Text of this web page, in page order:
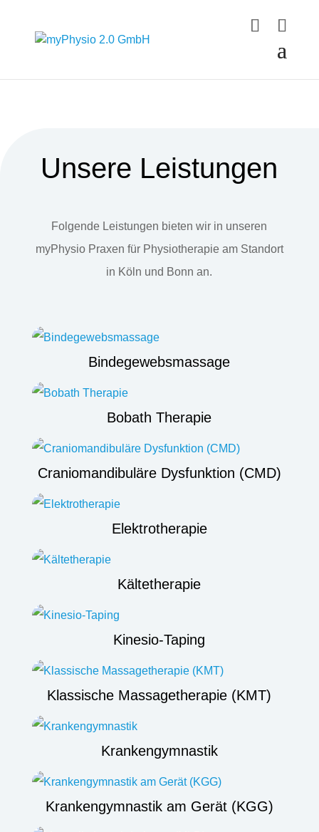
Unsere Leistungen
Folgende Leistungen bieten wir in unseren
myPhysio Praxen für Physiotherapie am Standort
in Köln und Bonn an.
Bindegewebsmassage
Bobath Therapie
Craniomandibuläre Dysfunktion (CMD)
Elektrotherapie
Kältetherapie
Kinesio-Taping
Klassische Massagetherapie (KMT)
Krankengymnastik
Krankengymnastik am Gerät (KGG)